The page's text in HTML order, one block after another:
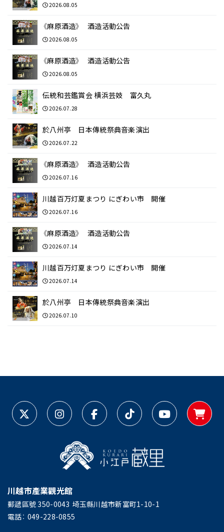
2026.08.05
《麻原酒造》 酒造活動公告
2026.08.05
《麻原酒造》 酒造活動公告
2026.08.05
伝統和芸鑑賞会 横浜芸妓 富久丸
2026.07.28
於八州亭 日本傳統祭典音楽演出
2026.07.22
《麻原酒造》 酒造活動公告
2026.07.16
川越百万灯夏まつり にぎわい市 開催
2026.07.16
《麻原酒造》 酒造活動公告
2026.07.14
川越百万灯夏まつり にぎわい市 開催
2026.07.14
於八州亭 日本傳統祭典音楽演出
2026.07.10
川越市產業觀光館
郵遞區號 350-0043 埼玉縣川越市新富町1-10-1
電話： 049-228-0855